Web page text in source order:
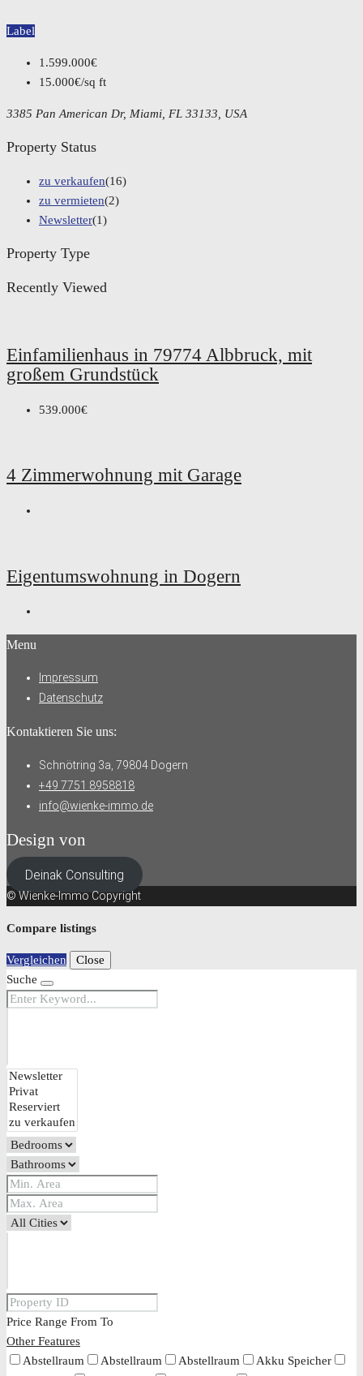
Label
1.599.000€
15.000€/sq ft
3385 Pan American Dr, Miami, FL 33133, USA
Property Status
zu verkaufen(16)
zu vermieten(2)
Newsletter(1)
Property Type
Recently Viewed
Einfamilienhaus in 79774 Albbruck, mit
großem Grundstück
539.000€
4 Zimmerwohnung mit Garage
Eigentumswohnung in Dogern
Menu
Impressum
Datenschutz
Kontaktieren Sie uns:
Schnötring 3a, 79804 Dogern
+49 7751 8958818
info@wienke-immo.de
Design von
Deinak Consulting
© Wienke-Immo Copyright
Compare listings
Vergleichen
Close
Suche
Price Range From To
Other Features
Abstellraum
Abstellraum Abstellraum
Akku Speicher